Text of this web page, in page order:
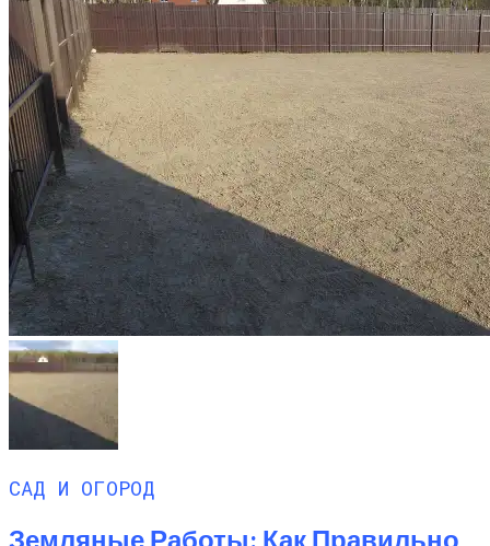
САД И ОГОРОД
Земляные Работы: Как Правильно